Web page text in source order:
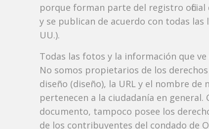
porque forman parte del registro
y se publican de acuerdo con todas las
UU.).
Todas las fotos y la información que
No somos propietarios de los
diseño (diseño), la URL y el nombre
pertenecen a la ciudadanía en
documento, tampoco posee los
de los contribuyentes del condado de